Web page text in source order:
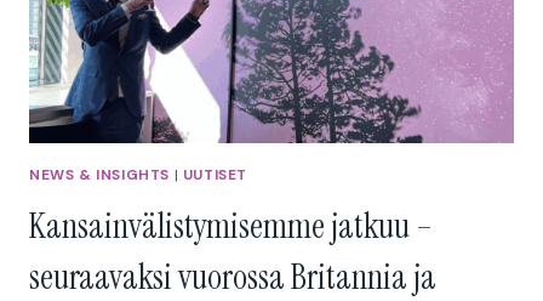
NEWS & INSIGHTS | UUTISET
Kansainvälistymisemme jatkuu –
seuraavaksi vuorossa Britannia ja